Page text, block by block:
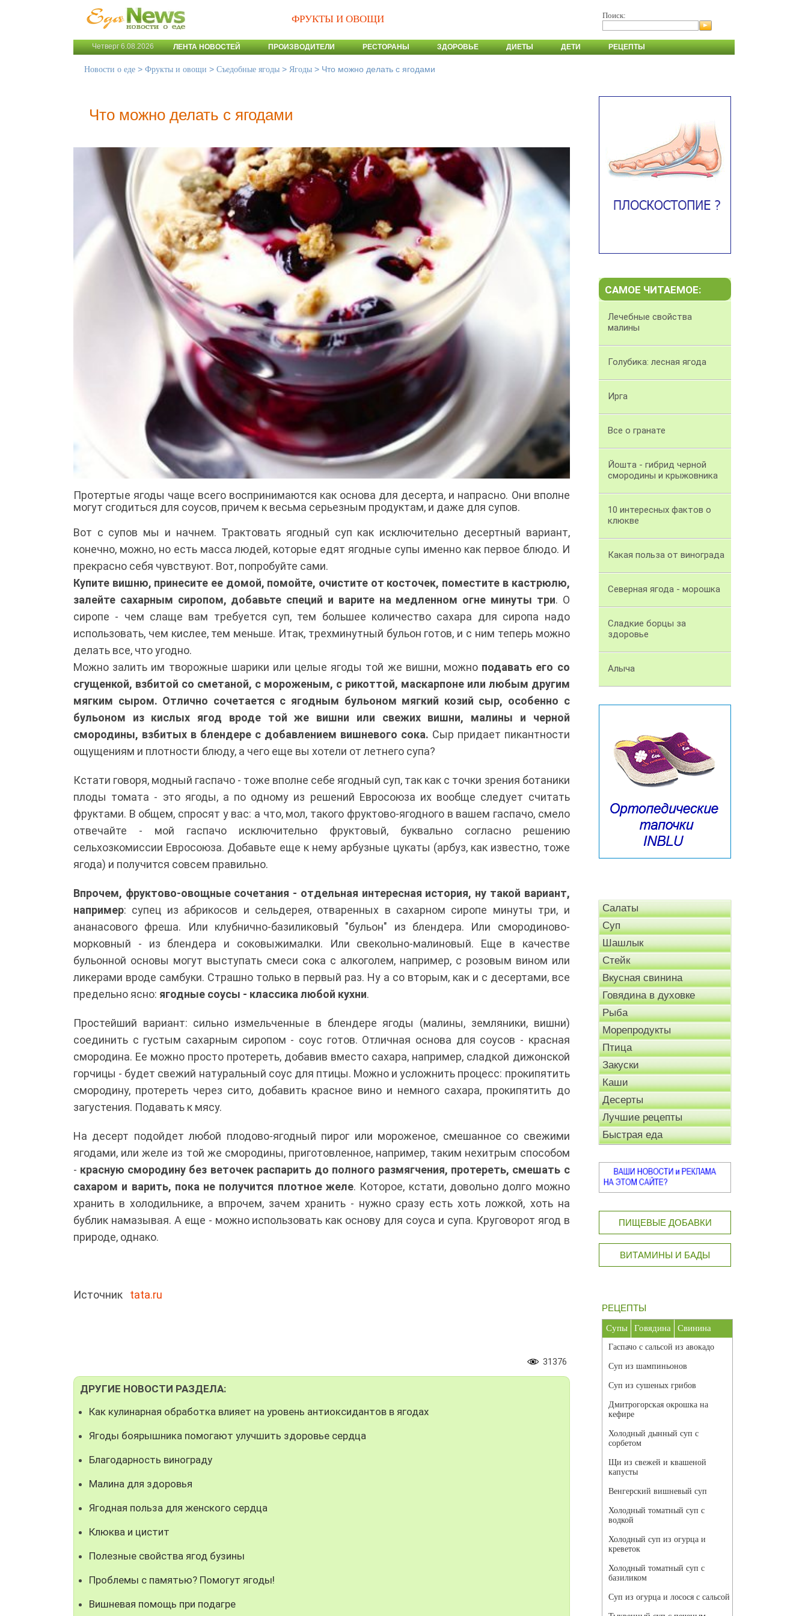
ФРУКТЫ И ОВОЩИ Поиск:
Четверг 6.08.2026 ЛЕНТА НОВОСТЕЙ ПРОИЗВОДИТЕЛИ РЕСТОРАНЫ ЗДОРОВЬЕ ДИЕТЫ ДЕТИ РЕЦЕПТЫ
Новости о еде > Фрукты и овощи > Съедобные ягоды > Ягоды > Что можно делать с ягодами
Что можно делать с ягодами
Протертые ягоды чаще всего воспринимаются как основа для десерта, и напрасно. Они вполне
могут сгодиться для соусов, причем к весьма серьезным продуктам, и даже для супов.
Вот с супов мы и начнем. Трактовать ягодный суп как исключительно десертный вариант,
конечно, можно, но есть масса людей, которые едят ягодные супы именно как первое блюдо. И
прекрасно себя чувствуют. Вот, попробуйте сами.
Купите вишню, принесите ее домой, помойте, очистите от косточек, поместите в кастрюлю,
залейте сахарным сиропом, добавьте специй и варите на медленном огне минуты три. О
сиропе - чем слаще вам требуется суп, тем большее количество сахара для сиропа надо
использовать, чем кислее, тем меньше. Итак, трехминутный бульон готов, и с ним теперь можно
делать все, что угодно.
Можно залить им творожные шарики или целые ягоды той же вишни, можно подавать его со
сгущенкой, взбитой со сметаной, с мороженым, с рикоттой, маскарпоне или любым другим
мягким сыром. Отлично сочетается с ягодным бульоном мягкий козий сыр, особенно с
бульоном из кислых ягод вроде той же вишни или свежих вишни, малины и черной
смородины, взбитых в блендере с добавлением вишневого сока. Сыр придает пикантности
ощущениям и плотности блюду, а чего еще вы хотели от летнего супа?
Кстати говоря, модный гаспачо - тоже вполне себе ягодный суп, так как с точки зрения ботаники
плоды томата - это ягоды, а по одному из решений Евросоюза их вообще следует считать
фруктами. В общем, спросят у вас: а что, мол, такого фруктово-ягодного в вашем гаспачо, смело
отвечайте - мой гаспачо исключительно фруктовый, буквально согласно решению
сельхозкомиссии Евросоюза. Добавьте еще к нему арбузные цукаты (арбуз, как известно, тоже
ягода) и получится совсем правильно.
Впрочем, фруктово-овощные сочетания - отдельная интересная история, ну такой вариант,
например: супец из абрикосов и сельдерея, отваренных в сахарном сиропе минуты три, и
ананасового фреша. Или клубнично-базиликовый "бульон" из блендера. Или смородиново-
морковный - из блендера и соковыжималки. Или свекольно-малиновый. Еще в качестве
бульонной основы могут выступать смеси сока с алкоголем, например, с розовым вином или
ликерами вроде самбуки. Страшно только в первый раз. Ну а со вторым, как и с десертами, все
предельно ясно: ягодные соусы - классика любой кухни.
Простейший вариант: сильно измельченные в блендере ягоды (малины, земляники, вишни)
соединить с густым сахарным сиропом - соус готов. Отличная основа для соусов - красная
смородина. Ее можно просто протереть, добавив вместо сахара, например, сладкой дижонской
горчицы - будет свежий натуральный соус для птицы. Можно и усложнить процесс: прокипятить
смородину, протереть через сито, добавить красное вино и немного сахара, прокипятить до
загустения. Подавать к мясу.
На десерт подойдет любой плодово-ягодный пирог или мороженое, смешанное со свежими
ягодами, или желе из той же смородины, приготовленное, например, таким нехитрым способом
- красную смородину без веточек распарить до полного размягчения, протереть, смешать с
сахаром и варить, пока не получится плотное желе. Которое, кстати, довольно долго можно
хранить в холодильнике, а впрочем, зачем хранить - нужно сразу есть хоть ложкой, хоть на
бублик намазывая. А еще - можно использовать как основу для соуса и супа. Круговорот ягод в
природе, однако.
Источник tata.ru
31376
ДРУГИЕ НОВОСТИ РАЗДЕЛА:
Как кулинарная обработка влияет на уровень антиоксидантов в ягодах
Ягоды боярышника помогают улучшить здоровье сердца
Благодарность винограду
Малина для здоровья
Ягодная польза для женского сердца
Клюква и цистит
Полезные свойства ягод бузины
Проблемы с памятью? Помогут ягоды!
Вишневая помощь при подагре
САМОЕ ЧИТАЕМОЕ:
Лечебные свойства
малины
Голубика: лесная ягода
Ирга
Все о гранате
Йошта - гибрид черной
смородины и крыжовника
10 интересных фактов о
клюкве
Какая польза от винограда
Северная ягода - морошка
Сладкие борцы за
здоровье
Алыча
Салаты
Суп
Шашлык
Стейк
Вкусная свинина
Говядина в духовке
Рыба
Морепродукты
Птица
Закуски
Каши
Десерты
Лучшие рецепты
Быстрая еда
ПИЩЕВЫЕ ДОБАВКИ
ВИТАМИНЫ И БАДЫ
РЕЦЕПТЫ
Супы Говядина Свинина
Гаспачо с сальсой из авокадо
Суп из шампиньонов
Суп из сушеных грибов
Дмитрогорская окрошка на
кефире
Холодный дынный суп с
сорбетом
Щи из свежей и квашеной
капусты
Венгерский вишневый суп
Холодный томатный суп с
водкой
Холодный суп из огурца и
креветок
Холодный томатный суп с
базиликом
Суп из огурца и лосося с сальсой